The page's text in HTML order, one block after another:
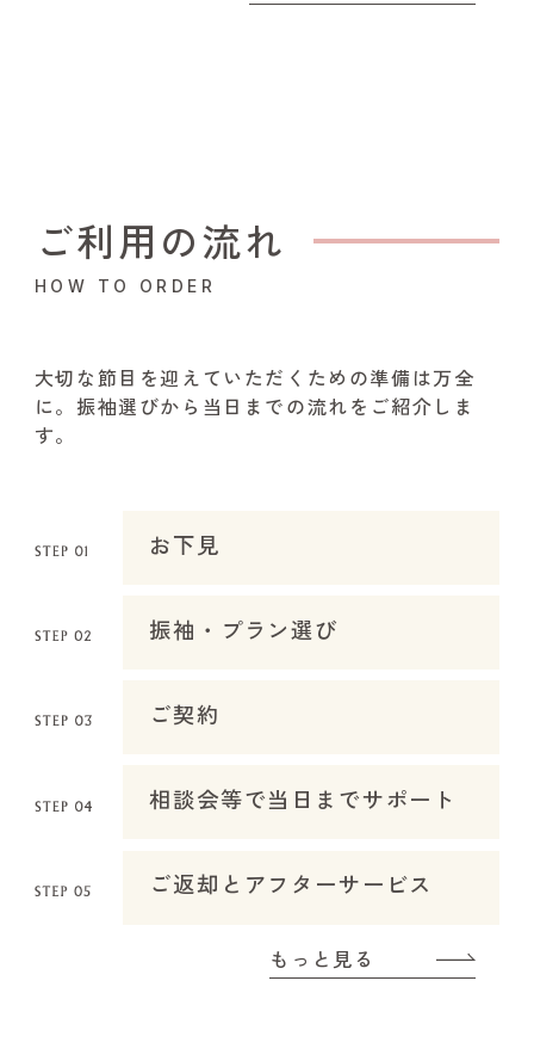
ご利用の流れ
HOW TO ORDER
大切な節目を迎えていただくための準備は万全
に。振袖選びから当日までの流れをご紹介しま
す。
お下見
振袖・プラン選び
ご契約
相談会等で当日までサポート
ご返却とアフターサービス
もっと見る